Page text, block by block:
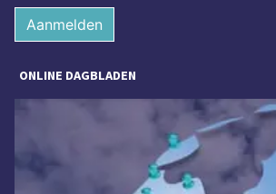
Aanmelden
ONLINE DAGBLADEN